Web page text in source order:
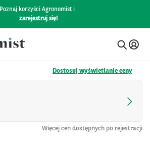
Poznaj korzyści Agronomist i
zarejestruj się!
Dostosuj wyświetlanie ceny
Więcej cen dostępnych po rejestracji